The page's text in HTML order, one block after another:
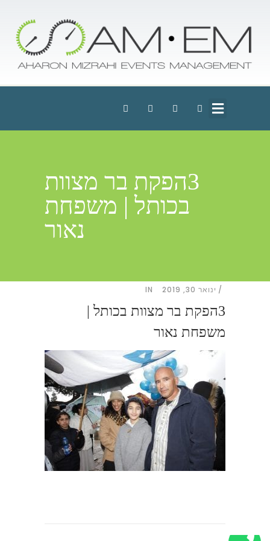
3הפקת בר מצוות
בכותל | משפחת
נאור
ינואר 30, 2019 IN
3הפקת בר מצוות בכותל |
משפחת נאור